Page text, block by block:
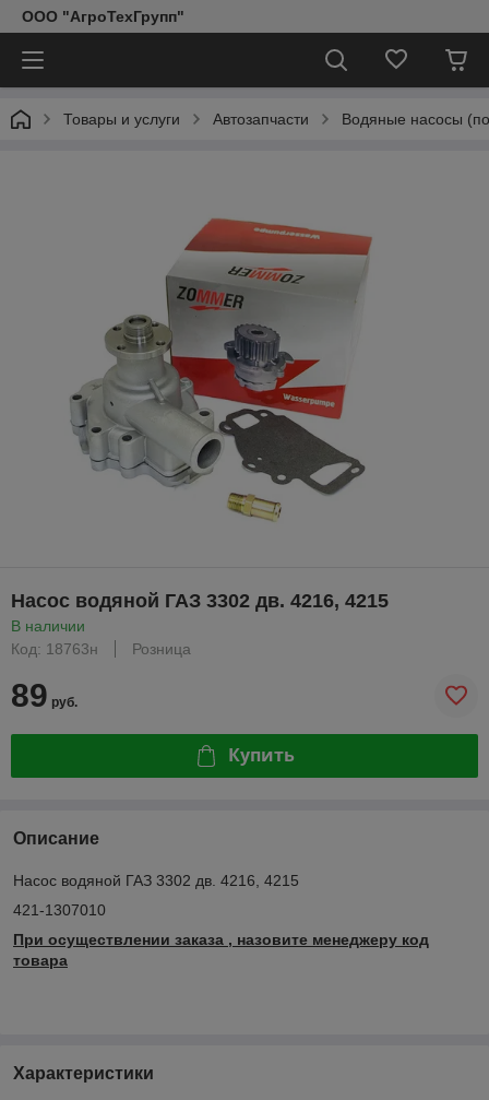
ООО "АгроТехГрупп"
Товары и услуги Автозапчасти Водяные насосы
Насос водяной ГАЗ 3302 дв. 4216, 4215
В наличии
Код: 18763н
Розница
89 руб.
Купить
Описание
Насос водяной ГАЗ 3302 дв. 4216, 4215
421-1307010
При осуществлении заказа , назовите менеджеру код
товара
Характеристики